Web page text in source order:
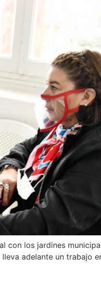
con los jardines
adelante un trabajo